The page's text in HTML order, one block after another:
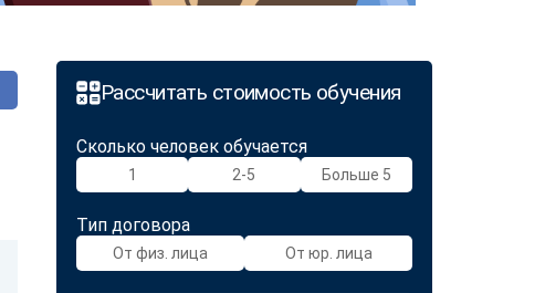
Рассчитать стоимость обучения
Сколько человек обучается
1 2-5 Больше 5
Тип договора
От физ. лица От юр. лица